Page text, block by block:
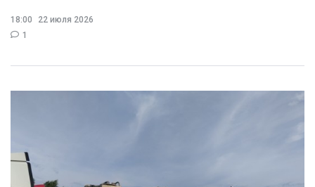
18:00
22 июля 2026
1